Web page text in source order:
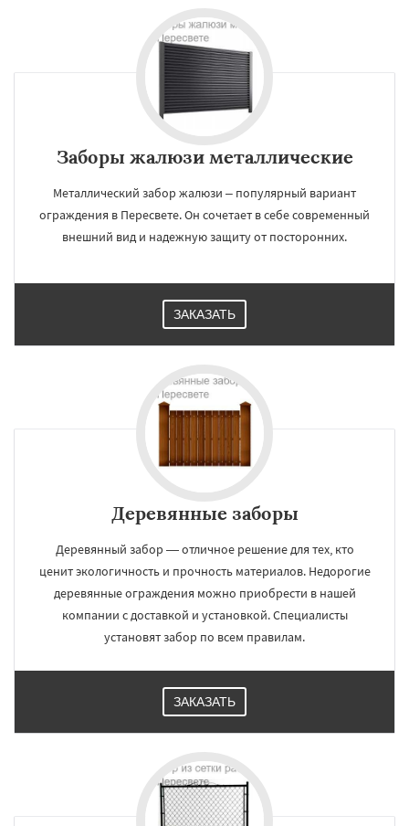
Заборы жалюзи металлические
Металлический забор жалюзи – популярный вариант
ограждения в Пересвете. Он сочетает в себе современный
внешний вид и надежную защиту от посторонних.
ЗАКАЗАТЬ
Деревянные заборы
Деревянный забор — отличное решение для тех, кто
ценит экологичность и прочность материалов. Недорогие
деревянные ограждения можно приобрести в нашей
компании с доставкой и установкой. Специалисты
установят забор по всем правилам.
ЗАКАЗАТЬ